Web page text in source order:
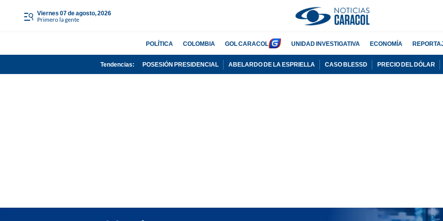
viernes 07 de agosto, 2026
Primero la gente
POLÍTICA COLOMBIA GOL CARACOL UNIDAD INVESTIGATIVA ECONOMÍA
Tendencias: POSESIÓN PRESIDENCIAL ABELARDO DE LA ESPRIELLA CASO BLESSD PRECIO DEL DÓLAR